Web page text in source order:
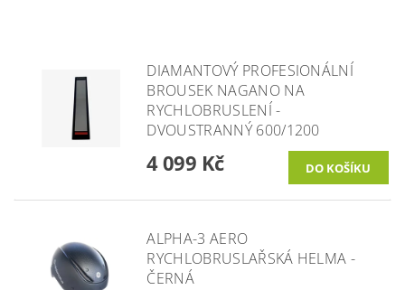
DIAMANTOVÝ PROFESIONÁLNÍ
BROUSEK NAGANO NA
RYCHLOBRUSLENÍ -
DVOUSTRANNÝ 600/1200
4 099 Kč
ALPHA-3 AERO
RYCHLOBRUSLAŘSKÁ HELMA -
ČERNÁ